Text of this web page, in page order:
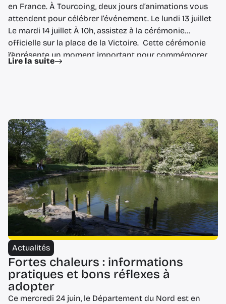
en France. À Tourcoing, deux jours d’animations vous
attendent pour célébrer l’événement. Le lundi 13 juillet
Le mardi 14 juillet À 10h, assistez à la cérémonie
officielle sur la place de la Victoire. Cette cérémonie
représente un moment important pour commémorer
l’histoire de notre pays. À l’issue […]
...
Lire la suite
Actualités
Fortes chaleurs : informations
pratiques et bons réflexes à
adopter
Ce mercredi 24 juin, le Département du Nord est en